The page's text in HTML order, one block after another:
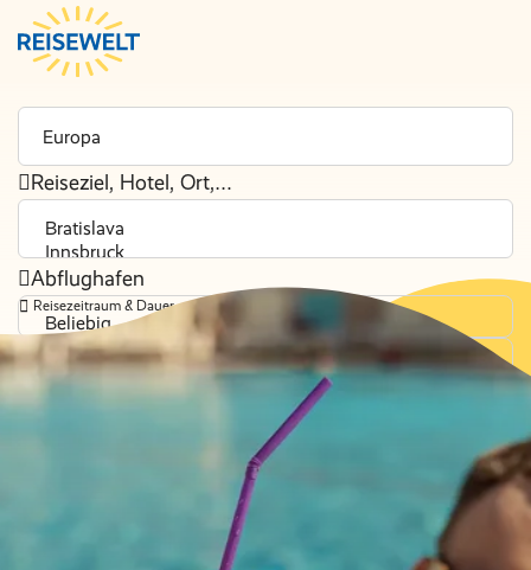
Reiseziel, Hotel, Ort,…
Abflughafen
Reisezeitraum & Dauer
Beliebig
Reisende
2 Erwachsene